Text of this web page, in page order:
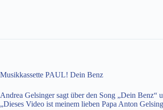
Musikkassette PAUL! Dein Benz
Andrea Gelsinger sagt über den Song „Dein Benz“
„Dieses Video ist meinem lieben Papa Anton